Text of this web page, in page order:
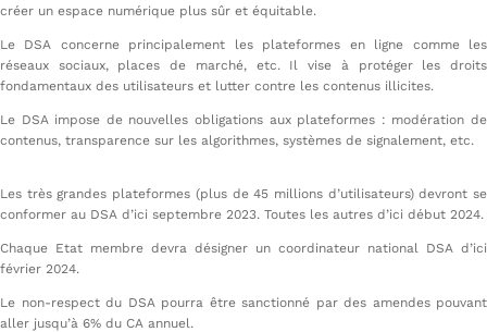
créer un espace numérique plus sûr et équitable.
Le DSA concerne principalement les plateformes en ligne comme les
réseaux sociaux, places de marché, etc. Il vise à protéger les droits
fondamentaux des utilisateurs et lutter contre les contenus illicites.
Le DSA impose de nouvelles obligations aux plateformes : modération de
contenus, transparence sur les algorithmes, systèmes de signalement, etc.
Les très grandes plateformes (plus de 45 millions d’utilisateurs) devront se
conformer au DSA d’ici septembre 2023. Toutes les autres d’ici début 2024.
Chaque Etat membre devra désigner un coordinateur national DSA d’ici
février 2024.
Le non-respect du DSA pourra être sanctionné par des amendes pouvant
aller jusqu’à 6% du CA annuel.